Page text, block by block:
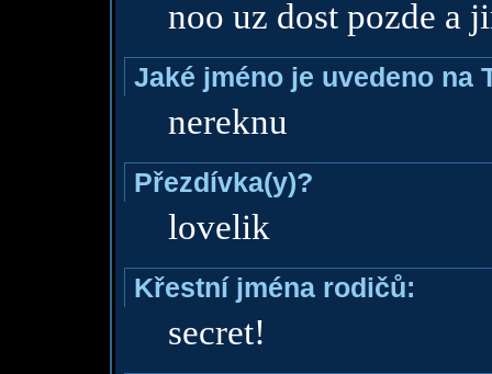
noo uz dost pozde a
Jaké jméno je uvedeno na
nereknu
Přezdívka(y)?
lovelik
Křestní jména rodičů:
secret!